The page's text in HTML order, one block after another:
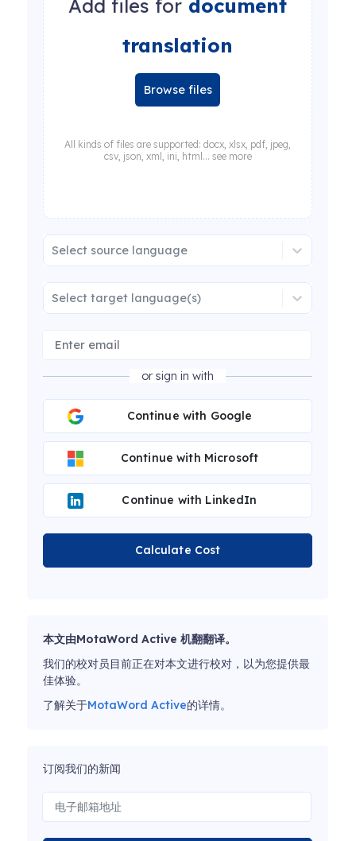
Add files for document
translation
Browse files
All kinds of files are supported: docx, xlsx, pdf, jpeg,
csv, json, xml, ini, html... see more
Select source language
Select target language(s)
or sign in with
Continue with Google
Continue with Microsoft
Continue with LinkedIn
Calculate Cost
本文由MotaWord Active 机翻翻译。
我们的校对员目前正在对本文进行校对，以为您提供最
佳体验。
了解关于MotaWord Active的详情。
订阅我们的新闻